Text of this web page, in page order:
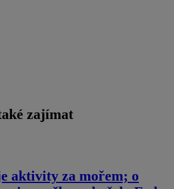
zajímat
aktivity za mořem; o